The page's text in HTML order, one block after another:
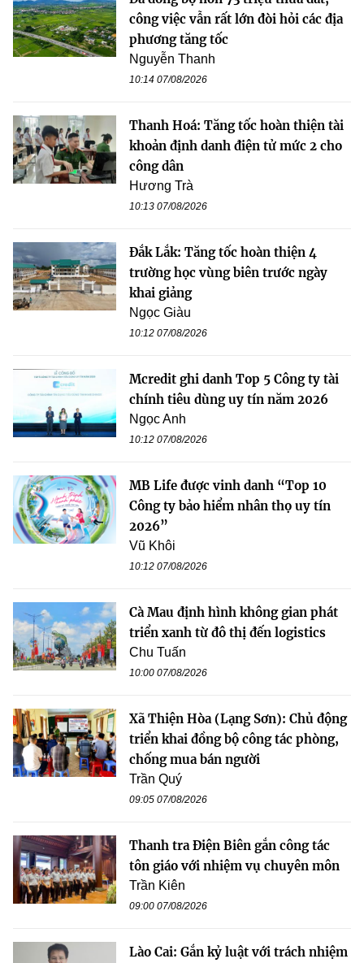
công việc vẫn rất lớn đòi hỏi các địa
phương tăng tốc
Nguyễn Thanh
10:14 07/08/2026
Thanh Hoá: Tăng tốc hoàn thiện tài
khoản định danh điện tử mức 2 cho
công dân
Hương Trà
10:13 07/08/2026
Đắk Lắk: Tăng tốc hoàn thiện 4
trường học vùng biên trước ngày
khai giảng
Ngọc Giàu
10:12 07/08/2026
Mcredit ghi danh Top 5 Công ty tài
chính tiêu dùng uy tín năm 2026
Ngọc Anh
10:12 07/08/2026
MB Life được vinh danh “Top 10
Công ty bảo hiểm nhân thọ uy tín
2026”
Vũ Khôi
10:12 07/08/2026
Cà Mau định hình không gian phát
triển xanh từ đô thị đến logistics
Chu Tuấn
10:00 07/08/2026
Xã Thiện Hòa (Lạng Sơn): Chủ động
triển khai đồng bộ công tác phòng,
chống mua bán người
Trần Quý
09:05 07/08/2026
Thanh tra Điện Biên gắn công tác
tôn giáo với nhiệm vụ chuyên môn
Trần Kiên
09:00 07/08/2026
Lào Cai: Gắn kỷ luật với trách nhiệm